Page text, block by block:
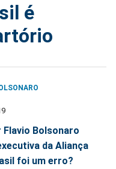
é
Flavio Bolsonaro
da Aliança
foi um erro?